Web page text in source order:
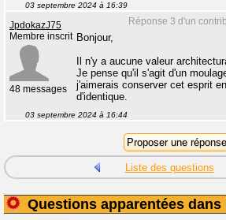
03 septembre 2024 à 16:39
Réponse 3 d'un
JpdokazJ75
Membre inscrit
48 messages
Bonjour,
Il n'y a aucune valeur
Je pense qu'il s'agit d'un
j'aimerais conserver cet esprit
d'identique.
03 septembre 2024 à 16:44
Liste des questions
Questions apparentées